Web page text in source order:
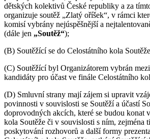
dětských kolektivů České republiky a za
organizuje soutěž „Zlatý oříšek“, v rámci
komisí vybrány nejúspěšnější a
(dále jen „Soutěž“);
(B) Soutěžící se do Celostátního kola
(C) Soutěžící byl Organizátorem vybrán
kandidáty pro účast ve finále Celostátního
(D) Smluvní strany mají zájem si upravit
povinnosti v souvislosti se Soutěží a účastí
doprovodných akcích, které se budou konat
kola Soutěže či v souvislosti s ním, zejména
poskytování rozhovorů a další formy